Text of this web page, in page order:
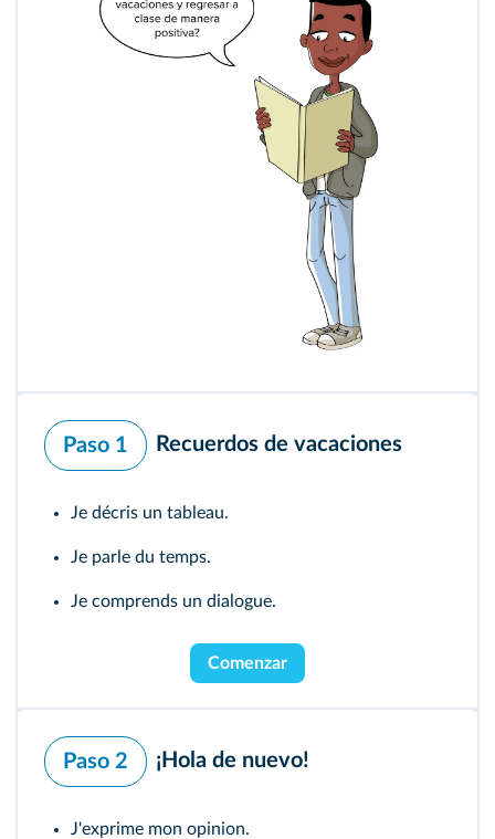
Paso 1 Recuerdos de vacaciones
Je décris un tableau.
Je parle du temps.
Je comprends un dialogue.
Comenzar
Paso 2 ¡Hola de nuevo!
J'exprime mon opinion.